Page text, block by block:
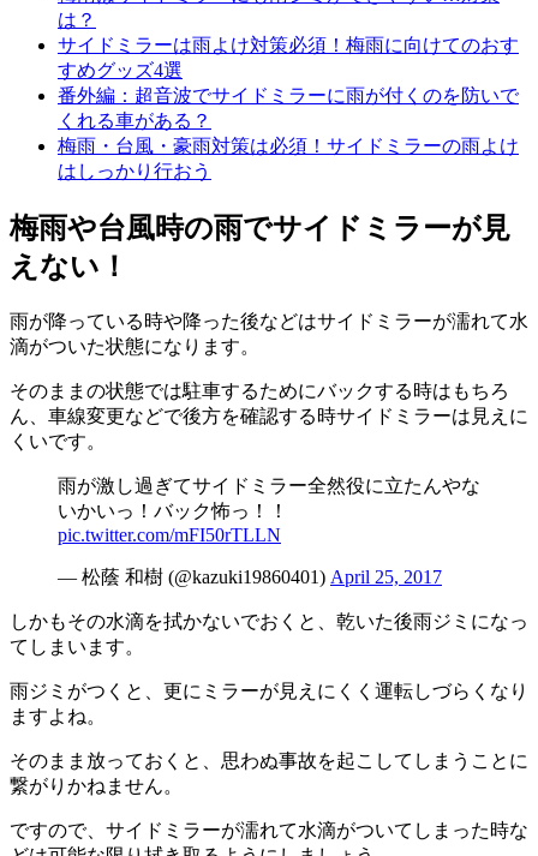
は？
サイドミラーは雨よけ対策必須！梅雨に向けてのおす
すめグッズ4選
番外編：超音波でサイドミラーに雨が付くのを防いで
くれる車がある？
梅雨・台風・豪雨対策は必須！サイドミラーの雨よけ
はしっかり行おう
梅雨や台風時の雨でサイドミラーが見
えない！
雨が降っている時や降った後などはサイドミラーが濡れて水
滴がついた状態になります。
そのままの状態では駐車するためにバックする時はもちろ
ん、車線変更などで後方を確認する時サイドミラーは見えに
くいです。
雨が激し過ぎてサイドミラー全然役に立たんやな
いかいっ！バック怖っ！！
pic.twitter.com/mFI50rTLLN
— 松蔭 和樹 (@kazuki19860401) April 25, 2017
しかもその水滴を拭かないでおくと、乾いた後雨ジミになっ
てしまいます。
雨ジミがつくと、更にミラーが見えにくく運転しづらくなり
ますよね。
そのまま放っておくと、思わぬ事故を起こしてしまうことに
繋がりかねません。
ですので、サイドミラーが濡れて水滴がついてしまった時な